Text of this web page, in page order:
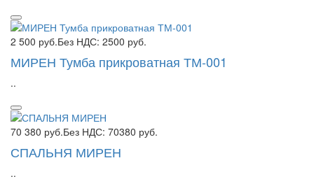
2 500 руб.Без НДС: 2500 руб.
МИРЕН Тумба прикроватная ТМ-001
..
70 380 руб.Без НДС: 70380 руб.
СПАЛЬНЯ МИРЕН
..